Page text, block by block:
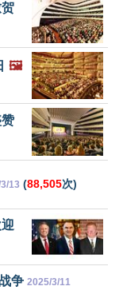
🖼️
13 (88,505次)
争 2025/3/11